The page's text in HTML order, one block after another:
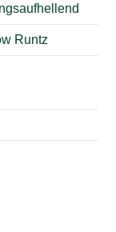
Runtz